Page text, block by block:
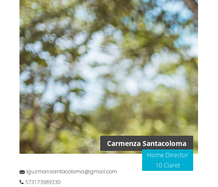
Carmenza Santacoloma
Home Director
10 Claret
lguzmansantacoloma@gmail.com
573173989330